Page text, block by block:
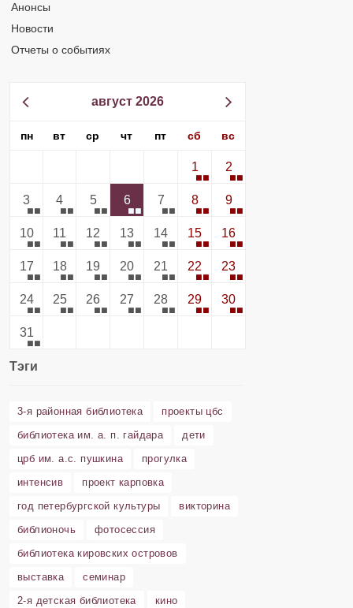
Анонсы
Новости
Отчеты о событиях
август 2026
пн вт ср чт пт сб вс
1 2
3 4 5 6 7 8 9
10 11 12 13 14 15 16
17 18 19 20 21 22 23
24 25 26 27 28 29 30
31
Тэги
3-я районная библиотека
проекты цбс
библиотека им. а. п. гайдара
дети
црб им. а.с. пушкина
прогулка
интенсив
проект карповка
год петербургской культуры
викторина
библионочь
фотосессия
библиотека кировских островов
выставка
семинар
2-я детская библиотека
кино